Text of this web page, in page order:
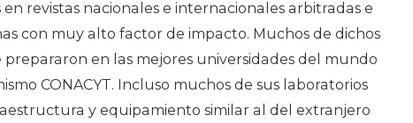
revistas nacionales e internacionales arbitradas e
con muy alto factor de impacto. Muchos de dichos
prepararon en las mejores universidades del mundo
CONACYT. Incluso muchos de sus laboratorios
y equipamiento similar al del extranjero